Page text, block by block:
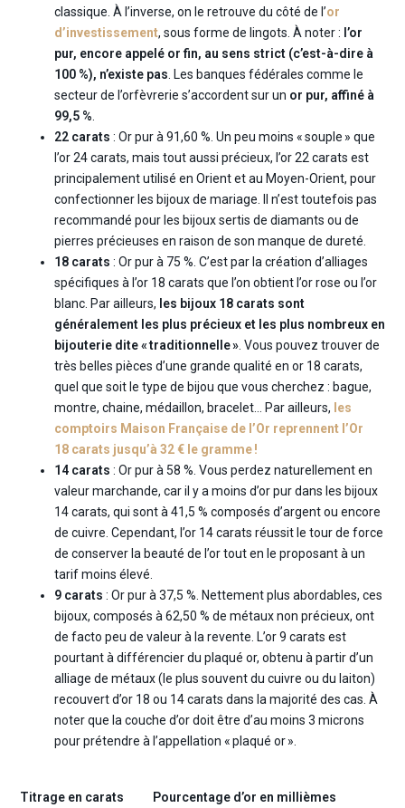
classique. À l’inverse, on le retrouve du côté de l’or
d’investissement, sous forme de lingots. À noter : l’or
pur, encore appelé or fin, au sens strict (c’est-à-dire à
100 %), n’existe pas . Les banques fédérales comme le
secteur de l’orfèvrerie s’accordent sur un or pur, affiné à
99,5 %
22 carats : Or pur à 91,60 %. Un peu moins « souple » que
l’or 24 carats, mais tout aussi précieux, l’or 22 carats est
principalement utilisé en Orient et au Moyen-Orient, pour
confectionner les bijoux de mariage. Il n’est toutefois pas
recommandé pour les bijoux sertis de diamants ou de
pierres précieuses en raison de son manque de dureté.
18 carats : Or pur à 75 %. C’est par la création d’alliages
spécifiques à l’or 18 carats que l’on obtient l’or rose ou l’or
blanc. Par ailleurs, les bijoux 18 carats sont
généralement les plus précieux et les plus nombreux en
bijouterie dite « traditionnelle » . Vous pouvez trouver de
très belles pièces d’une grande qualité en or 18 carats,
quel que soit le type de bijou que vous cherchez : bague,
montre, chaine, médaillon, bracelet… Par ailleurs, les
comptoirs Maison Française de l’Or reprennent l’Or
18 carats jusqu’à 32 € le gramme !
14 carats : Or pur à 58 %. Vous perdez naturellement en
valeur marchande, car il y a moins d’or pur dans les bijoux
14 carats, qui sont à 41,5 % composés d’argent ou encore
de cuivre. Cependant, l’or 14 carats réussit le tour de force
de conserver la beauté de l’or tout en le proposant à un
tarif moins élevé.
9 carats : Or pur à 37,5 %. Nettement plus abordables, ces
bijoux, composés à 62,50 % de métaux non précieux, ont
de facto peu de valeur à la revente. L’or 9 carats est
pourtant à différencier du plaqué or, obtenu à partir d’un
alliage de métaux (le plus souvent du cuivre ou du laiton)
recouvert d’or 18 ou 14 carats dans la majorité des cas. À
noter que la couche d’or doit être d’au moins 3 microns
pour prétendre à l’appellation « plaqué or ».
Titrage en carats Pourcentage d’or en millièmes